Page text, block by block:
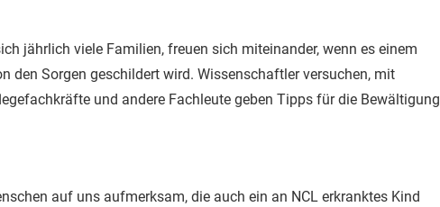
jährlich viele Familien, freuen sich miteinander, wenn es einem
den Sorgen geschildert wird. Wissenschaftler versuchen, mit
und andere Fachleute geben Tipps für die Bewältigung
auf uns aufmerksam, die auch ein an NCL erkranktes Kind